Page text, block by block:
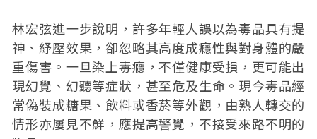
林宏弦進一步說明，許多年輕人誤以為毒品具有提
神、紓壓效果，卻忽略其高度成癮性與對身體的嚴
重傷害。一旦染上毒癮，不僅健康受損，更可能出
現幻覺、幻聽等症狀，甚至危及生命。現今毒品經
常偽裝成糖果、飲料或香菸等外觀，由熟人轉交的
情形亦屢見不鮮，應提高警覺，不接受來路不明的